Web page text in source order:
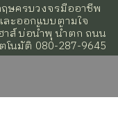
ษครบวงจรมืออาชีพ
ละออกแบบตามใจ
าส์ บ่อน้ำพุ น้ำตก ถนน
โนมัติ 080-287-9645